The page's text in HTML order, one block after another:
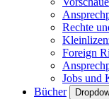
Rechte
Foreign
Jobs und
Bücher